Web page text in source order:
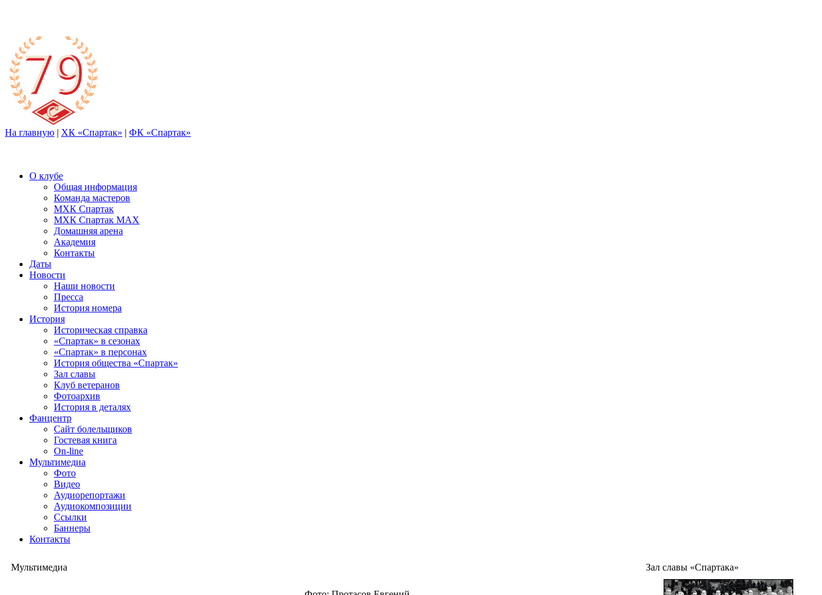
На главную | ХК «Спартак» | ФК «Спартак»
О клубе
Общая информация
Команда мастеров
МХК Спартак
МХК Спартак МАХ
Домашняя арена
Академия
Контакты
Даты
Новости
Наши новости
Пресса
История номера
История
Историческая справка
«Спартак» в сезонах
«Спартак» в персонах
История общества «Спартак»
Зал славы
Клуб ветеранов
Фотоархив
История в деталях
Фанцентр
Сайт болельщиков
Гостевая книга
On-line
Мультимедиа
Фото
Видео
Аудиорепортажи
Аудиокомпозиции
Ссылки
Баннеры
Контакты
Мультимедиа Зал славы «Спартака»